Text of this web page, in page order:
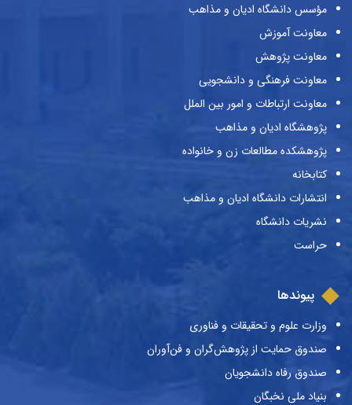
مؤسس دانشگاه ادیان و مذاهب
معاونت آموزش
معاونت پژوهش
معاونت فرهنگی و دانشجویی
معاونت ارتباطات و امور بین الملل
پژوهشگاه ادیان و مذاهب
پژوهشکده مطالعات زن و خانواده
کتابخانه
انتشارات دانشگاه ادیان و مذاهب
نشریات دانشگاه
حراست
پیوندها
وزارت علوم و تحقیقات و فناوری
صندوق حمایت از پژوهش‌گران و فن‌آوران
صندوق رفاه دانشجویان
بنیاد ملی نخبگان